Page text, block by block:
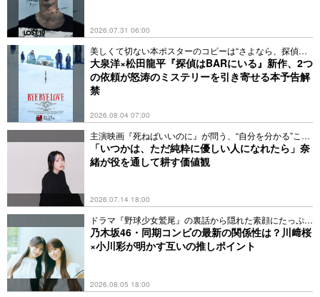
2026.07.31 06:00
美しくて切ない本ポスターのコピーは“さよなら、探偵さ
ん”
大泉洋×松田龍平『探偵はBARにいる』新作、2つ
の依頼が怒涛のミステリーを引き寄せる本予告解
禁
2026.08.04 07:00
主演映画『死ねばいいのに』が問う、“自分を分かる”こと
とは
「いつかは、ただ純粋に優しい人になれたら」奈
緒が役を通して耕す価値観
2026.07.14 18:00
ドラマ『野球少女鷲尾』の裏話から隠れた素顔にたっぷり
迫る
乃木坂46・同期コンビの最新の関係性は？川﨑桜
×小川彩が明かす互いの推しポイント
2026.08.05 18:00